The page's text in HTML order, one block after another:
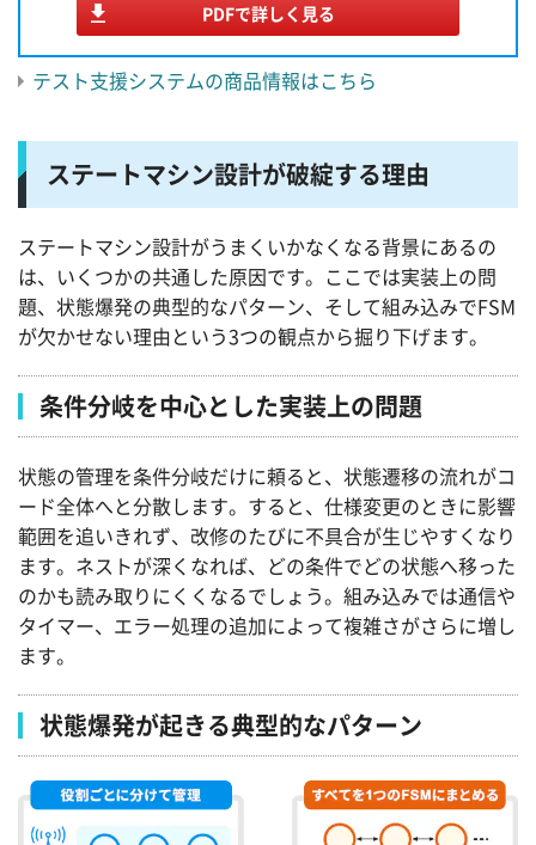
PDFで詳しく見る
テスト支援システムの商品情報はこちら
ステートマシン設計が破綻する理由
ステートマシン設計がうまくいかなくなる背景にあるの
は、いくつかの共通した原因です。ここでは実装上の問
題、状態爆発の典型的なパターン、そして組み込みでFSM
が欠かせない理由という3つの観点から掘り下げます。
条件分岐を中心とした実装上の問題
状態の管理を条件分岐だけに頼ると、状態遷移の流れがコ
ード全体へと分散します。すると、仕様変更のときに影響
範囲を追いきれず、改修のたびに不具合が生じやすくなり
ます。ネストが深くなれば、どの条件でどの状態へ移った
のかも読み取りにくくなるでしょう。組み込みでは通信や
タイマー、エラー処理の追加によって複雑さがさらに増し
ます。
状態爆発が起きる典型的なパターン